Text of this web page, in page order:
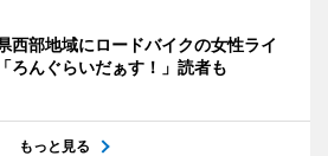
西部地域にロードバイクの女性ライ
んぐらいだぁす！」読者も
もっと見る